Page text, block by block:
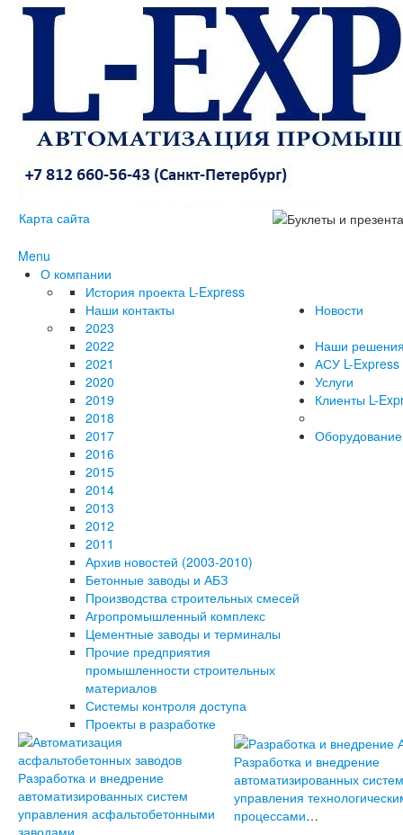
Карта сайта
Menu
О компании
История проекта L-Express
Наши контакты
Новости
2023
2022
2021
2020
2019
2018
2017
2016
2015
2014
2013
2012
2011
Архив новостей (2003-2010)
Наши
АСУ L-Express
Услуги
Клиенты L-
Бетонные заводы и АБЗ
Производства строительных смесей
Агропромышленный комплекс
Цементные заводы и терминалы
Прочие предприятия
промышленности строительных
материалов
Системы контроля доступа
Проекты в разработке
Оборудование
Разработка и внедрение
автоматизированных систем
управления асфальтобетонными
заводами…
Разработка и внедрение
автоматизированных систем
управления
процессами…